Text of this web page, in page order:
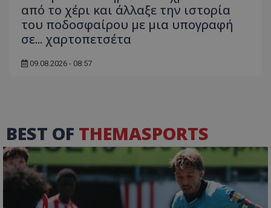
από το χέρι και άλλαξε την ιστορία
του ποδοσφαίρου με μια υπογραφή
σε... χαρτοπετσέτα
09.08.2026 - 08:57
BEST OF THEMASPORTS